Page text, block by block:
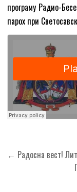
програму Радио-
парох при
Кретање
← Радосна вест!